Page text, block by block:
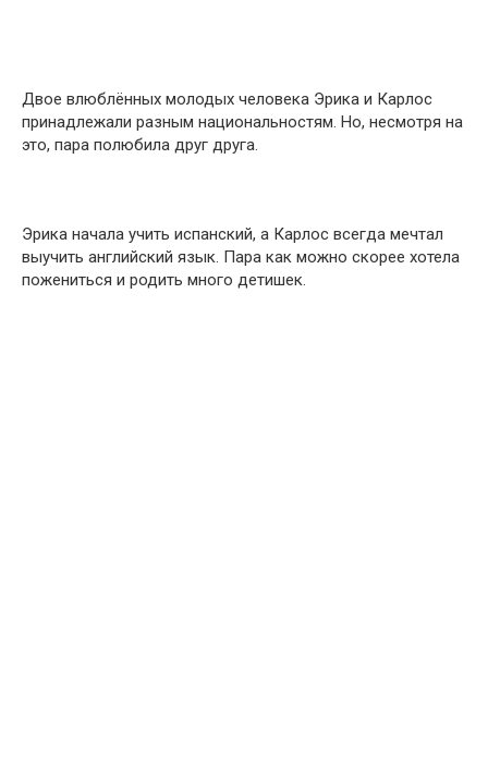
Двое влюблённых молодых человека Эрика и Карлос
принадлежали разным национальностям. Но, несмотря на
это, пара полюбила друг друга.
Эрика начала учить испанский, а Карлос всегда мечтал
выучить английский язык. Пара как можно скорее хотела
пожениться и родить много детишек.